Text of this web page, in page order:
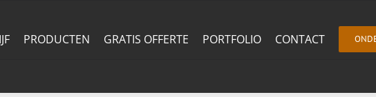
PRODUCTEN GRATIS OFFERTE PORTFOLIO CONTACT